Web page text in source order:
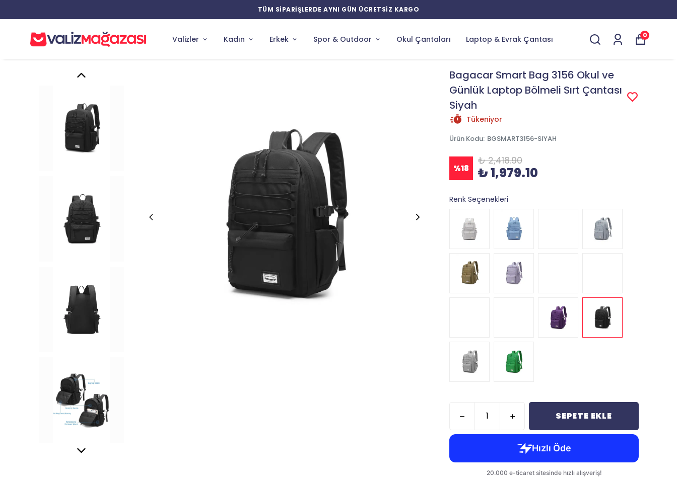
YENİ ÜRÜNLERDE ÖZEL İNDİRİMLER
Valizler Kadın Erkek Spor & Outdoor Okul Çantaları Laptop & Evrak Çantası 0
Bagacar Smart Bag 3156 Okul ve
Günlük Laptop Bölmeli Sırt Çantası
Siyah
Tükeniyor
Ürün Kodu: BGSMART3156-SIYAH
%18
₺ 2,418.90
₺ 1,979.10
Renk Seçenekleri
SEPETE EKLE